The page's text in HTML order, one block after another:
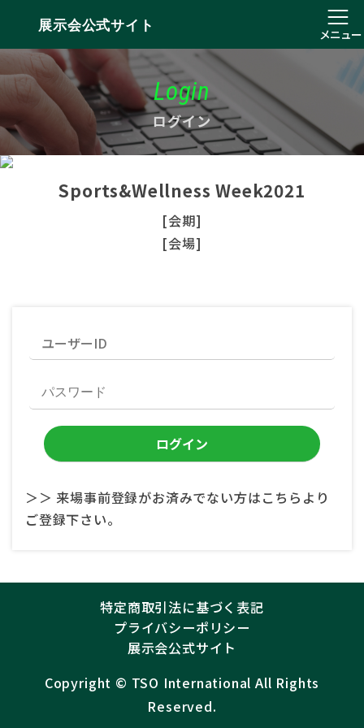
展示会公式サイト
メニュー
Login
ログイン
Sports&Wellness Week2021
[会期]
[会場]
＞＞ 来場事前登録がお済みでない方はこちらより
ご登録下さい。
特定商取引法に基づく表記
プライバシーポリシー
展示会公式サイト
Copyright ©︎ TSO International All Rights
Reserved.